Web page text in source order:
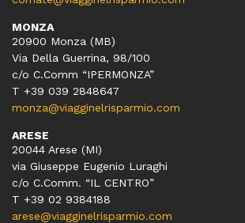
MONZA
20900 Monza (MB)
Via Della Guerrina, 98/100
c/o C.Comm “IPERMONZA”
T +39 039 2848647
monza@viagginelrisparmio.com
ARESE
20044 Arese (MI)
via Giuseppe Eugenio Luraghi
c/o C.Comm. “IL CENTRO”
T +39 02 9384188
arese@viagginelrisparmio.com